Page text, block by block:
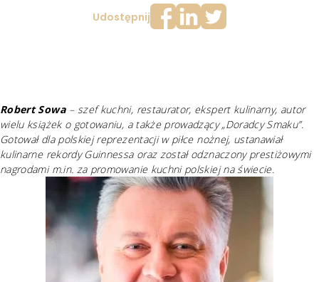
Udostępnij
Robert Sowa– szef kuchni, restaurator, ekspert kulinarny, autor
wielu książek o gotowaniu, a także prowadzący „Doradcy Smaku”.
Gotował dla polskiej reprezentacji w piłce nożnej, ustanawiał
kulinarne rekordy Guinnessa oraz został odznaczony prestiżowymi
nagrodami m.in. za promowanie kuchni polskiej na świecie.